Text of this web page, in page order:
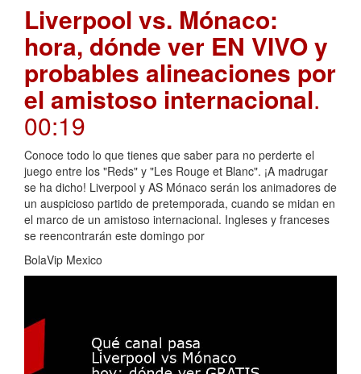
Liverpool vs. Mónaco:
hora, dónde ver EN VIVO y
probables alineaciones por
el amistoso internacional.
00:19
Conoce todo lo que tienes que saber para no perderte el
juego entre los "Reds" y "Les Rouge et Blanc". ¡A madrugar
se ha dicho! Liverpool y AS Mónaco serán los animadores de
un auspicioso partido de pretemporada, cuando se midan en
el marco de un amistoso internacional. Ingleses y franceses
se reencontrarán este domingo por
BolaVip Mexico